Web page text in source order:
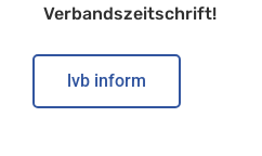
Verbandszeitschrift!
lvb inform